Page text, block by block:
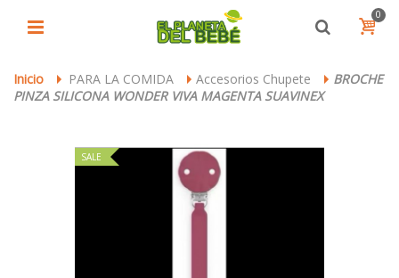
0
Inicio > PARA LA COMIDA > Accesorios Chupete > BROCHE
PINZA SILICONA WONDER VIVA MAGENTA SUAVINEX
SALE